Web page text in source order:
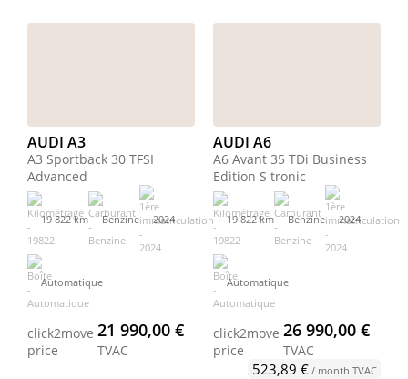
AUDI A3
A3 Sportback 30 TFSI
Advanced
19 822 km Benzine 2024
Automatique
click2move
price
21 990,00 €
TVAC
AUDI A6
A6 Avant 35 TDi Business
Edition S tronic
19 822 km Benzine 2024
Automatique
click2move
price
26 990,00 €
TVAC
523,89 €/ month TVAC